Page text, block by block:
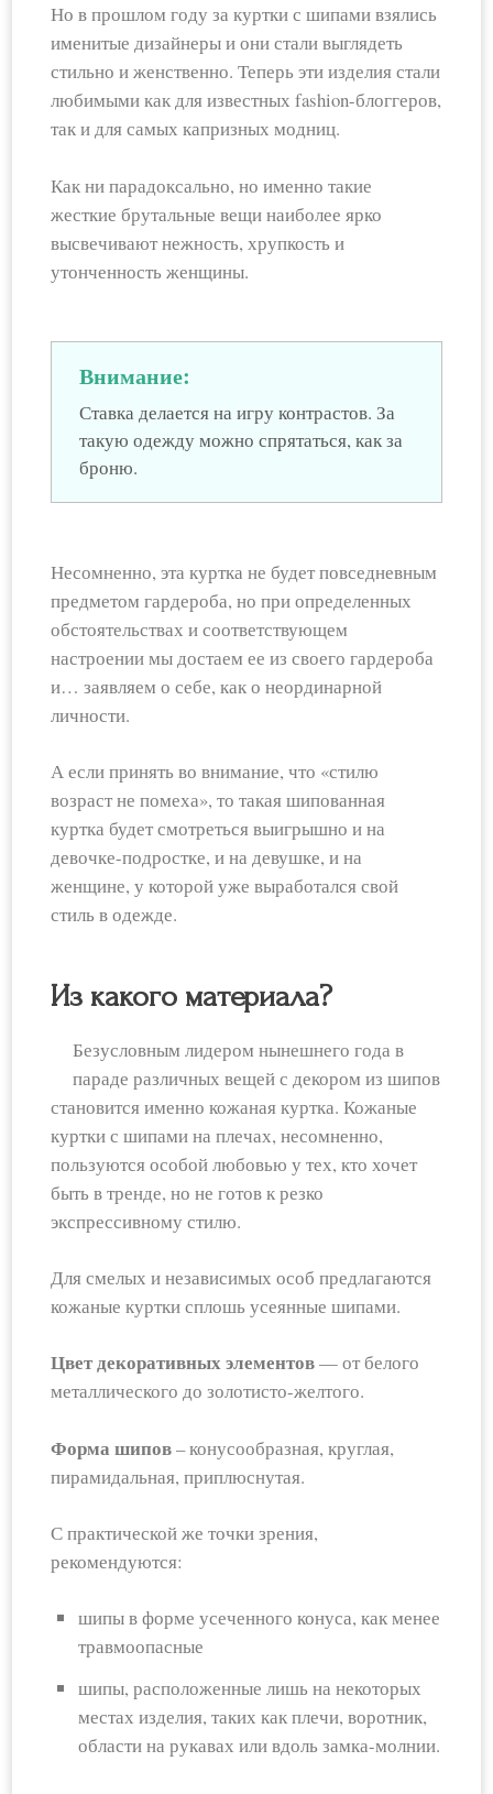
Но в прошлом году за куртки с шипами взялись
именитые дизайнеры и они стали выглядеть
стильно и женственно. Теперь эти изделия стали
любимыми как для известных fashion-блоггеров,
так и для самых капризных модниц.
Как ни парадоксально, но именно такие
жесткие брутальные вещи наиболее ярко
высвечивают нежность, хрупкость и
утонченность женщины.
Внимание:
Ставка делается на игру контрастов. За
такую одежду можно спрятаться, как за
броню.
Несомненно, эта куртка не будет повседневным
предметом гардероба, но при определенных
обстоятельствах и соответствующем
настроении мы достаем ее из своего гардероба
и… заявляем о себе, как о неординарной
личности.
А если принять во внимание, что «стилю
возраст не помеха», то такая шипованная
куртка будет смотреться выигрышно и на
девочке-подростке, и на девушке, и на
женщине, у которой уже выработался свой
стиль в одежде.
Из какого материала?
Безусловным лидером нынешнего года в
параде различных вещей с декором из шипов
становится именно кожаная куртка. Кожаные
куртки с шипами на плечах, несомненно,
пользуются особой любовью у тех, кто хочет
быть в тренде, но не готов к резко
экспрессивному стилю.
Для смелых и независимых особ предлагаются
кожаные куртки сплошь усеянные шипами.
Цвет декоративных элементов— от белого
металлического до золотисто-желтого.
Форма шипов– конусообразная, круглая,
пирамидальная, приплюснутая.
С практической же точки зрения,
рекомендуются:
шипы в форме усеченного конуса, как менее
травмоопасные
шипы, расположенные лишь на некоторых
местах изделия, таких как плечи, воротник,
области на рукавах или вдоль замка-молнии.